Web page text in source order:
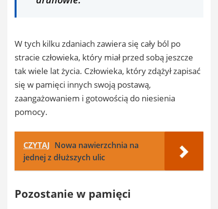
W tych kilku zdaniach zawiera się cały ból po
stracie człowieka, który miał przed sobą jeszcze
tak wiele lat życia. Człowieka, który zdążył zapisać
się w pamięci innych swoją postawą,
zaangażowaniem i gotowością do niesienia
pomocy.
CZYTAJ Nowa nawierzchnia na
jednej z dłuższych ulic
Pozostanie w pamięci